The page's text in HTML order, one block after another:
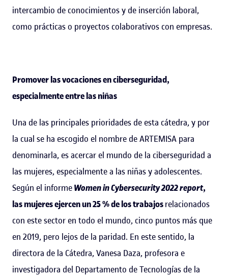
intercambio de conocimientos y de inserción laboral,
como prácticas o proyectos colaborativos con empresas.
Promover las vocaciones en ciberseguridad,
especialmente entre las niñas
Una de las principales prioridades de esta cátedra, y por
la cual se ha escogido el nombre de ARTEMISA para
denominarla, es acercar el mundo de la ciberseguridad a
las mujeres, especialmente a las niñas y adolescentes.
Según el informeWomen in Cybersecurity 2022 report,
las mujeres ejercen un 25 % de los trabajosrelacionados
con este sector en todo el mundo, cinco puntos más que
en 2019, pero lejos de la paridad. En este sentido, la
directora de la Cátedra, Vanesa Daza, profesora e
investigadora del Departamento de Tecnologías de la